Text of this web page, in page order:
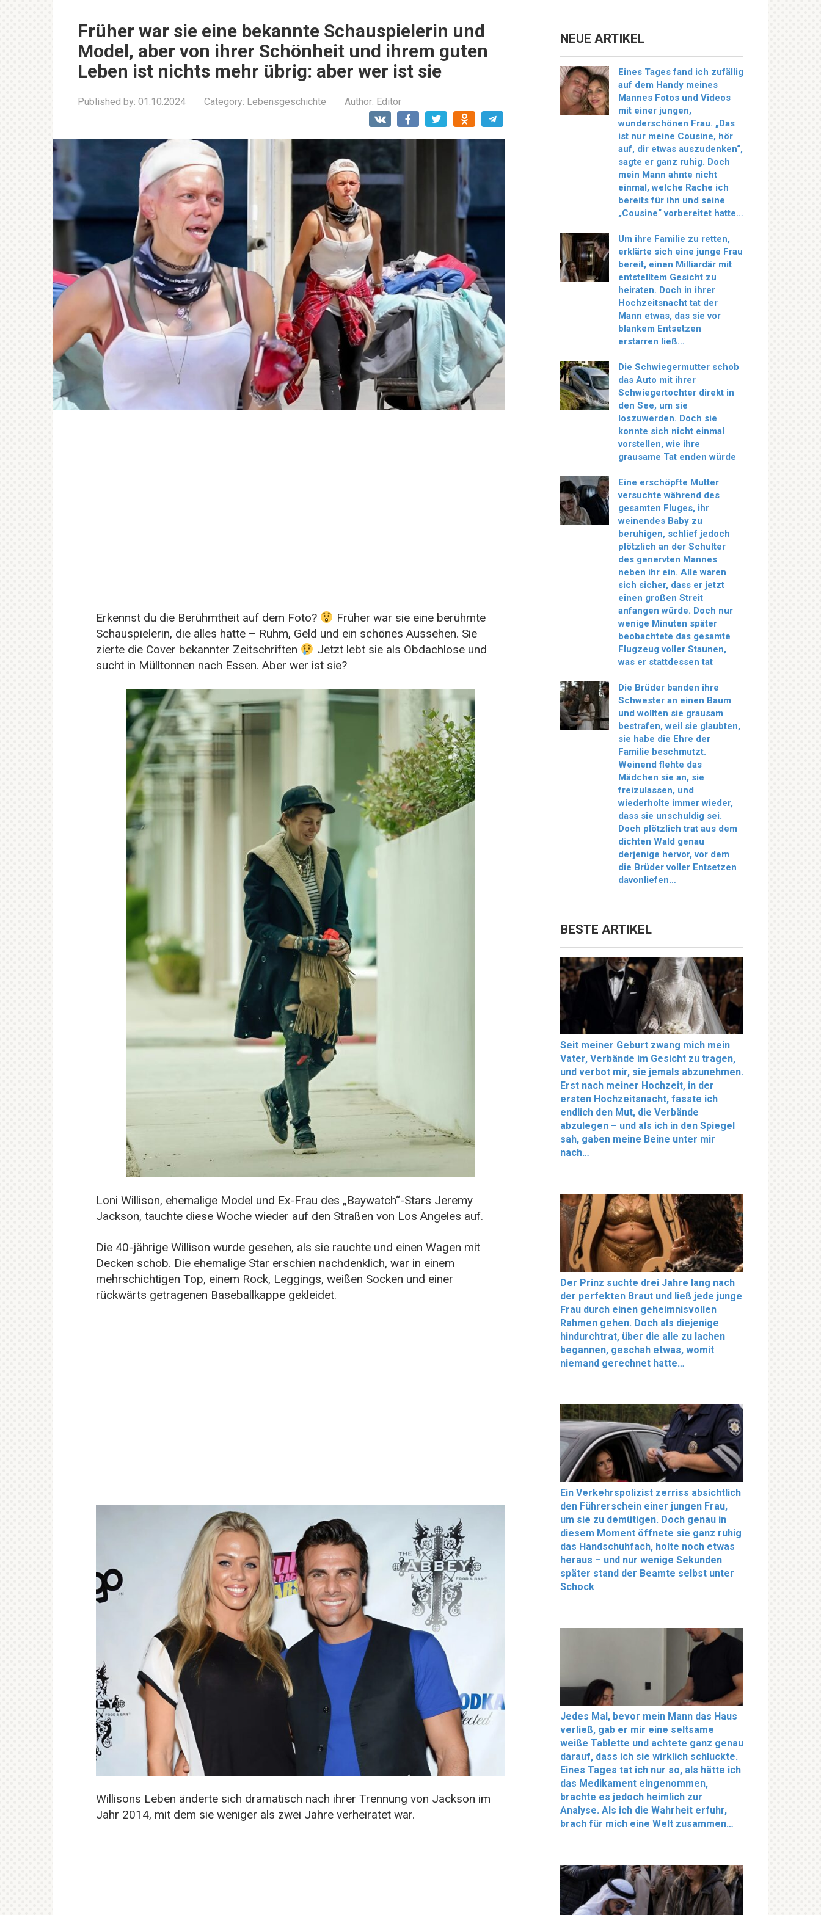
Früher war sie eine bekannte Schauspielerin und
Model, aber von ihrer Schönheit und ihrem guten
Leben ist nichts mehr übrig: aber wer ist sie
Published by: 01.10.2024 Category: Lebensgeschichte Author: Editor
Erkennst du die Berühmtheit auf dem Foto?
Früher war sie eine berühmte
Schauspielerin, die alles hatte – Ruhm, Geld und ein schönes Aussehen. Sie
zierte die Cover bekannter Zeitschriften
Jetzt lebt sie als Obdachlose und
sucht in Mülltonnen nach Essen. Aber wer ist sie?
Loni Willison, ehemalige Model und Ex-Frau des „Baywatch“-Stars Jeremy
Jackson, tauchte diese Woche wieder auf den Straßen von Los Angeles auf.
Die 40-jährige Willison wurde gesehen, als sie rauchte und einen Wagen mit
Decken schob. Die ehemalige Star erschien nachdenklich, war in einem
mehrschichtigen Top, einem Rock, Leggings, weißen Socken und einer
rückwärts getragenen Baseballkappe gekleidet.
Willisons Leben änderte sich dramatisch nach ihrer Trennung von Jackson im
Jahr 2014, mit dem sie weniger als zwei Jahre verheiratet war.
NEUE ARTIKEL
Eines Tages fand ich zufällig
auf dem Handy meines
Mannes Fotos und Videos
mit einer jungen,
wunderschönen Frau. „Das
ist nur meine Cousine, hör
auf, dir etwas auszudenken“,
sagte er ganz ruhig. Doch
mein Mann ahnte nicht
einmal, welche Rache ich
bereits für ihn und seine
„Cousine“ vorbereitet hatte…
Um ihre Familie zu retten,
erklärte sich eine junge Frau
bereit, einen Milliardär mit
entstelltem Gesicht zu
heiraten. Doch in ihrer
Hochzeitsnacht tat der
Mann etwas, das sie vor
blankem Entsetzen
erstarren ließ…
Die Schwiegermutter schob
das Auto mit ihrer
Schwiegertochter direkt in
den See, um sie
loszuwerden. Doch sie
konnte sich nicht einmal
vorstellen, wie ihre
grausame Tat enden würde
Eine erschöpfte Mutter
versuchte während des
gesamten Fluges, ihr
weinendes Baby zu
beruhigen, schlief jedoch
plötzlich an der Schulter
des genervten Mannes
neben ihr ein. Alle waren
sich sicher, dass er jetzt
einen großen Streit
anfangen würde. Doch nur
wenige Minuten später
beobachtete das gesamte
Flugzeug voller Staunen,
was er stattdessen tat
Die Brüder banden ihre
Schwester an einen Baum
und wollten sie grausam
bestrafen, weil sie glaubten,
sie habe die Ehre der
Familie beschmutzt.
Weinend flehte das
Mädchen sie an, sie
freizulassen, und
wiederholte immer wieder,
dass sie unschuldig sei.
Doch plötzlich trat aus dem
dichten Wald genau
derjenige hervor, vor dem
die Brüder voller Entsetzen
davonliefen…
BESTE ARTIKEL
Seit meiner Geburt zwang mich mein
Vater, Verbände im Gesicht zu tragen,
und verbot mir, sie jemals abzunehmen.
Erst nach meiner Hochzeit, in der
ersten Hochzeitsnacht, fasste ich
endlich den Mut, die Verbände
abzulegen – und als ich in den Spiegel
sah, gaben meine Beine unter mir
nach…
Der Prinz suchte drei Jahre lang nach
der perfekten Braut und ließ jede junge
Frau durch einen geheimnisvollen
Rahmen gehen. Doch als diejenige
hindurchtrat, über die alle zu lachen
begannen, geschah etwas, womit
niemand gerechnet hatte…
Ein Verkehrspolizist zerriss absichtlich
den Führerschein einer jungen Frau,
um sie zu demütigen. Doch genau in
diesem Moment öffnete sie ganz ruhig
das Handschuhfach, holte noch etwas
heraus – und nur wenige Sekunden
später stand der Beamte selbst unter
Schock
Jedes Mal, bevor mein Mann das Haus
verließ, gab er mir eine seltsame
weiße Tablette und achtete ganz genau
darauf, dass ich sie wirklich schluckte.
Eines Tages tat ich nur so, als hätte ich
das Medikament eingenommen,
brachte es jedoch heimlich zur
Analyse. Als ich die Wahrheit erfuhr,
brach für mich eine Welt zusammen…